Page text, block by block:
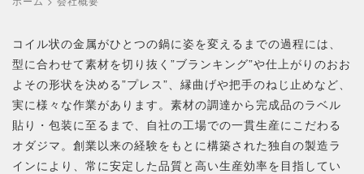
コイル状の金属がひとつの鍋に姿を変えるまでの過程には、
型に合わせて素材を切り抜く”ブランキング”や仕上がりのおお
よその形状を決める”プレス”、縁曲げや把手のねじ止めなど、
実に様々な作業があります。素材の調達から完成品のラベル
貼り・包装に至るまで、自社の工場での一貫生産にこだわる
オダジマ。創業以来の経験をもとに構築された独自の製造ラ
インにより、常に安定した品質と高い生産効率を目指してい